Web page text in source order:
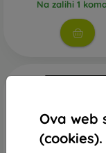
Ova web
(cookies).
Na zalihi 1